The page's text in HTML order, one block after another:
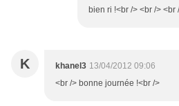
bien ri !<br /> <br /> <br
K khanel3 13/04/2012 09:06
<br /> bonne journée !<br />